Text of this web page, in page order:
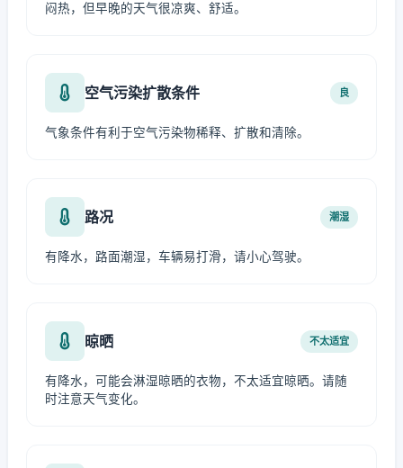
闷热，但早晚的天气很凉爽、舒适。
空气污染扩散条件 良
气象条件有利于空气污染物稀释、扩散和清除。
路况 潮湿
有降水，路面潮湿，车辆易打滑，请小心驾驶。
晾晒 不太适宜
有降水，可能会淋湿晾晒的衣物，不太适宜晾晒。请随
时注意天气变化。